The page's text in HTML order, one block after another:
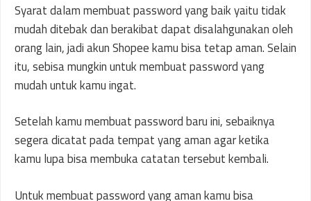
Syarat dalam membuat password yang baik yaitu tidak
mudah ditebak dan berakibat dapat disalahgunakan oleh
orang lain, jadi akun Shopee kamu bisa tetap aman. Selain
itu, sebisa mungkin untuk membuat password yang
mudah untuk kamu ingat.
Setelah kamu membuat password baru ini, sebaiknya
segera dicatat pada tempat yang aman agar ketika
kamu lupa bisa membuka catatan tersebut kembali.
Untuk membuat password yang aman kamu bisa